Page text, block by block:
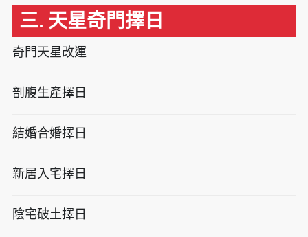
三. 天星奇門擇日
奇門天星改運
剖腹生產擇日
結婚合婚擇日
新居入宅擇日
陰宅破土擇日